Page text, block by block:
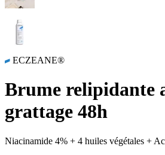
ECZEANE®
Brume relipidante
grattage 48h
Niacinamide 4% + 4 huiles végétales +